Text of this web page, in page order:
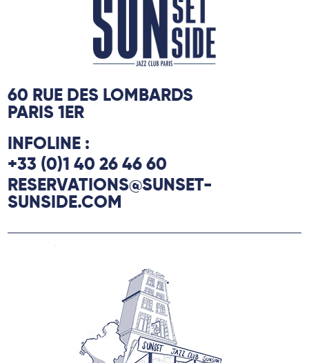
60 RUE DES LOMBARDS
PARIS 1ER
INFOLINE :
+33 (0)1 40 26 46 60
RESERVATIONS@SUNSET-
SUNSIDE.COM